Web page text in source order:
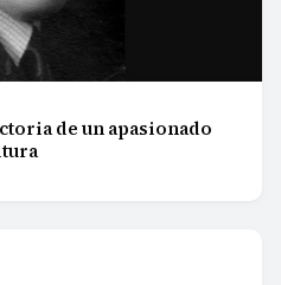
de un apasionado